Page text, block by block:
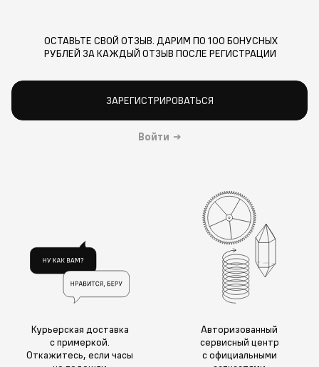
ОСТАВЬТЕ СВОЙ ОТЗЫВ. ДАРИМ ПО 100 БОНУСНЫХ
РУБЛЕЙ ЗА КАЖДЫЙ ОТЗЫВ ПОСЛЕ РЕГИСТРАЦИИ
ЗАРЕГИСТРИРОВАТЬСЯ
Войти →
Курьерская доставка
с примеркой.
Откажитесь, если часы
Авторизованный
сервисный центр
с официальными